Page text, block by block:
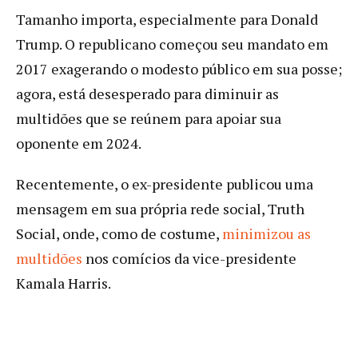
Tamanho importa, especialmente para Donald
Trump. O republicano começou seu mandato em
2017 exagerando o modesto público em sua posse;
agora, está desesperado para diminuir as
multidões que se reúnem para apoiar sua
oponente em 2024.
Recentemente, o ex-presidente publicou uma
mensagem em sua própria rede social, Truth
Social, onde, como de costume, minimizou as
multidões nos comícios da vice-presidente
Kamala Harris.